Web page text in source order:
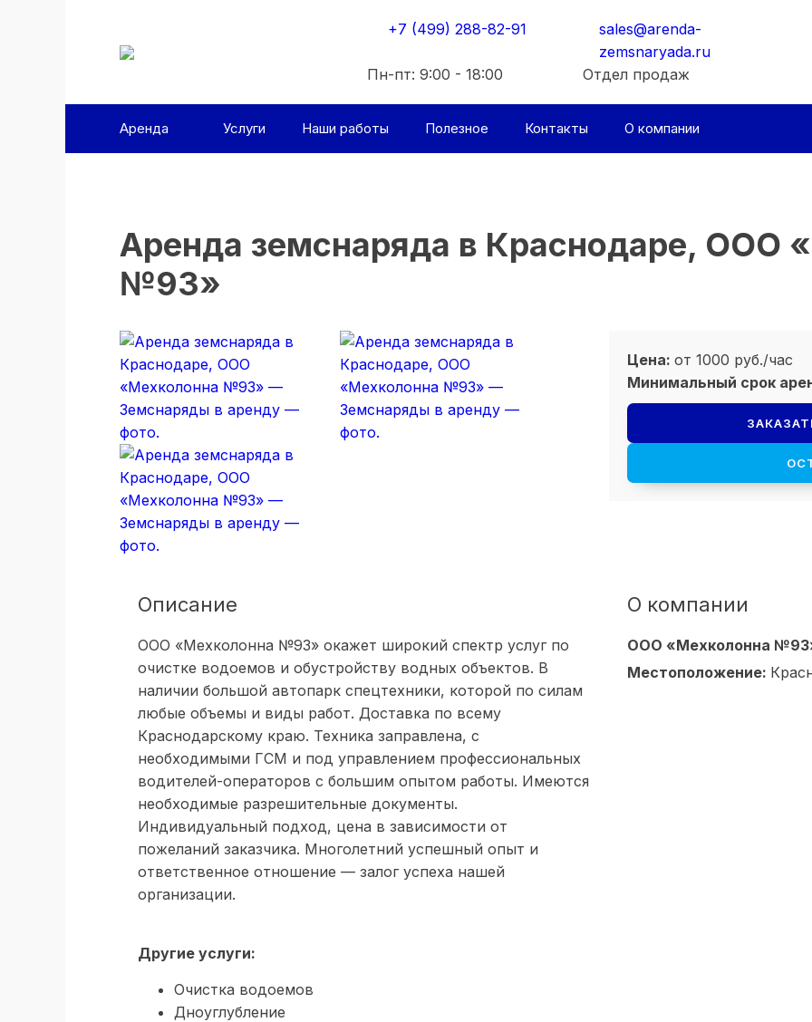
+7 (499) 288-82-91
sales@arenda-
zemsnaryada.ru
Пн-пт: 9:00 - 18:00
Отдел продаж
Аренда Услуги Наши работы Полезное Контакты О компании
Аренда земснаряда в Краснодаре, ООО
№93»
Цена: от 1000 руб./час
Минимальный срок
Описание
ООО «Мехколонна №93» окажет широкий спектр услуг по
очистке водоемов и обустройству водных объектов. В
наличии большой автопарк спецтехники, которой по силам
любые объемы и виды работ. Доставка по всему
Краснодарскому краю. Техника заправлена, с
необходимыми ГСМ и под управлением профессиональных
водителей-операторов с большим опытом работы. Имеются
необходимые разрешительные документы.
Индивидуальный подход, цена в зависимости от
пожеланий заказчика. Многолетний успешный опыт и
ответственное отношение — залог успеха нашей
организации.
Другие услуги:
Очистка водоемов
Дноуглубление
О компании
ООО «Мехколонна
Местоположение:
Мы перезвоним вам в ближайшее рабочее время.
Консультация БЕСПЛАТНАЯ
Мы перезвоним вам в ближайшее рабочее время.
Консультация БЕСПЛАТНАЯ